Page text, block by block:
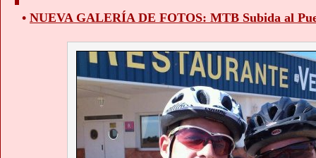
• NUEVA GALERÍA DE FOTOS: MTB Subida al